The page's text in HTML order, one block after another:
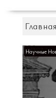
Главная
Научные